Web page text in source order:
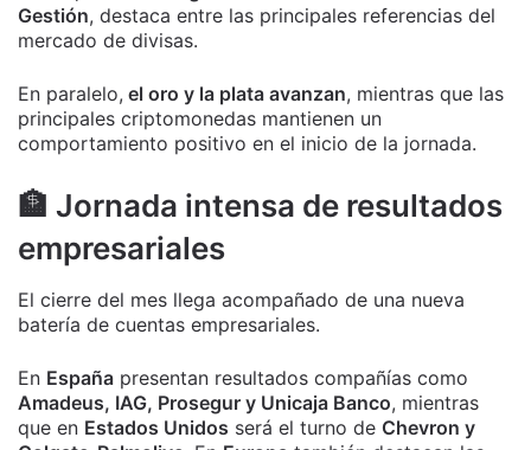
Gestión, destaca entre las principales referencias del
mercado de divisas.
En paralelo, el oro y la plata avanzan, mientras que las
principales criptomonedas mantienen un
comportamiento positivo en el inicio de la jornada.
🏦 Jornada intensa de resultados
empresariales
El cierre del mes llega acompañado de una nueva
batería de cuentas empresariales.
En España presentan resultados compañías como
Amadeus, IAG, Prosegur y Unicaja Banco, mientras
que en Estados Unidos será el turno de Chevron y